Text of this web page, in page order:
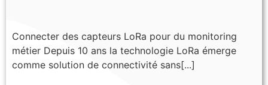
Connecter des capteurs LoRa pour du monitoring
métier Depuis 10 ans la technologie LoRa émerge
comme solution de connectivité sans[...]